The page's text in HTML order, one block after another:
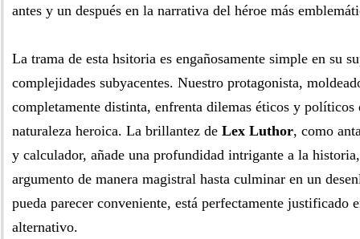
antes y un después en la narrativa del héroe más
La trama de esta hsitoria es engañosamente simple en su
complejidades subyacentes. Nuestro protagonista,
completamente distinta, enfrenta dilemas éticos y políticos
naturaleza heroica. La brillantez de Lex Luthor, como
y calculador, añade una profundidad intrigante a la
argumento de manera magistral hasta culminar en un
pueda parecer conveniente, está perfectamente justificado
alternativo.